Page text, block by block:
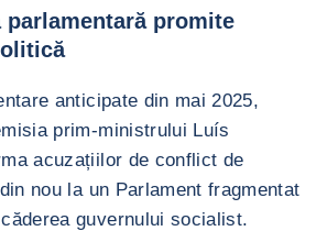
parlamentară promite
anticipate din mai 2025,
prim-ministrului Luís
acuzațiilor de conflict de
nou la un Parlament fragmentat
guvernului socialist.